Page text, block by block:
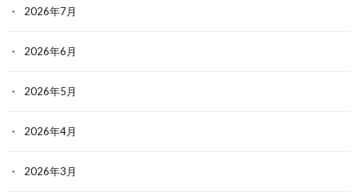
2026年7月
2026年6月
2026年5月
2026年4月
2026年3月